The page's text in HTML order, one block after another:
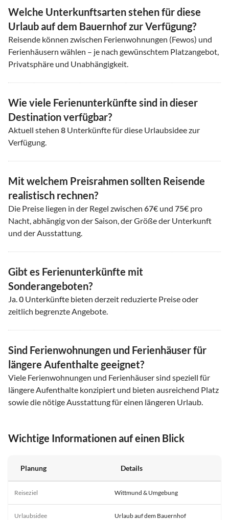
Welche Unterkunftsarten stehen für diese
Urlaub auf dem Bauernhof zur Verfügung?
Reisende können zwischen Ferienwohnungen (Fewos) und
Ferienhäusern wählen – je nach gewünschtem Platzangebot,
Privatsphäre und Unabhängigkeit.
Wie viele Ferienunterkünfte sind in dieser
Destination verfügbar?
Aktuell stehen 8 Unterkünfte für diese Urlaubsidee zur
Verfügung.
Mit welchem Preisrahmen sollten Reisende
realistisch rechnen?
Die Preise liegen in der Regel zwischen 67€ und 75€ pro
Nacht, abhängig von der Saison, der Größe der Unterkunft
und der Ausstattung.
Gibt es Ferienunterkünfte mit
Sonderangeboten?
Ja.0 Unterkünfte bieten derzeit reduzierte Preise oder
zeitlich begrenzte Angebote.
Sind Ferienwohnungen und Ferienhäuser für
längere Aufenthalte geeignet?
Viele Ferienwohnungen und Ferienhäuser sind speziell für
längere Aufenthalte konzipiert und bieten ausreichend Platz
sowie die nötige Ausstattung für einen längeren Urlaub.
Wichtige Informationen auf einen Blick
Planung Details
Reiseziel Wittmund & Umgebung
Urlaubsidee Urlaub auf dem Bauernhof